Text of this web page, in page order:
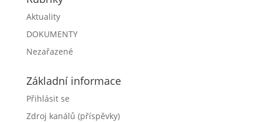
Aktuality
DOKUMENTY
Nezařazené
Základní informace
Přihlásit se
Zdroj kanálů (příspěvky)